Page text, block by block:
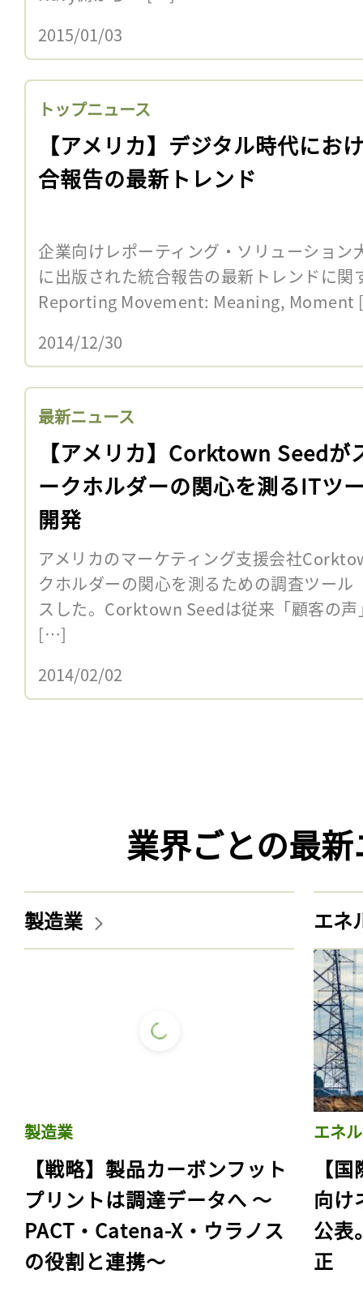
2015/01/03
トップニュース
【アメリカ】デジタル時代にお
合報告の最新トレンド
企業向けレポーティング・ソリューショ
に出版された統合報告の最新トレンドに
Reporting Movement: Meaning,
2014/12/30
最新ニュース
【アメリカ】Corktown Seedが
ークホルダーの関心を測るITツ
開発
アメリカのマーケティング支援会社
クホルダーの関心を測るための調査ツー
スした。Corktown Seedは従来「顧客の
[…]
2014/02/02
業界ごとの最
製造業
製造業
【戦略】製品カーボンフット
プリントは調達データへ 〜
PACT・Catena-X・ウラノス
の役割と連携〜
エネ
エネ
【
向け
公表
正